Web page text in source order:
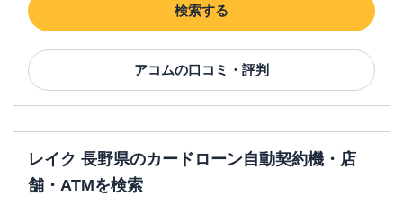
検索する
アコムの口コミ・評判
レイク 長野県のカードローン自動契約機・店
舗・ATMを検索